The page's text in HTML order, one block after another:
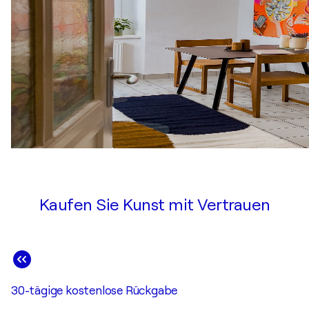
Kaufen Sie Kunst mit Vertrauen
30-tägige kostenlose Rückgabe